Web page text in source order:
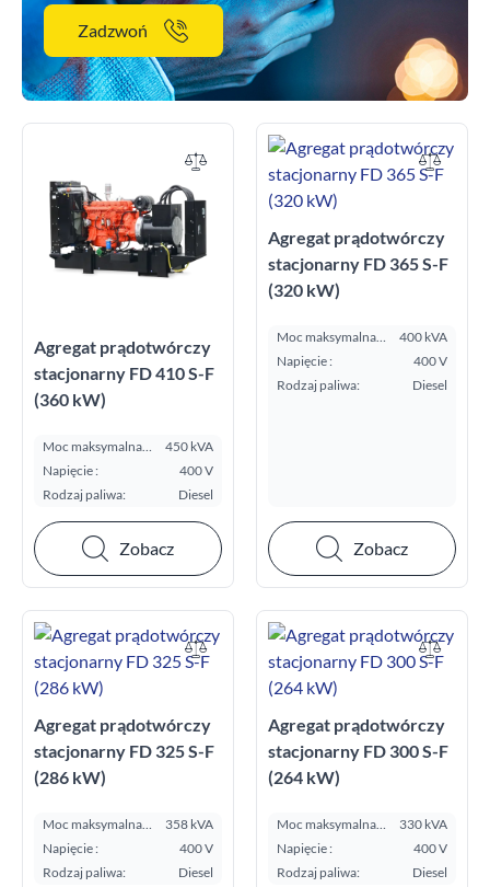
Zadzwoń
Agregat prądotwórczy
stacjonarny FD 410 S-F
(360 kW)
Moc maksymalna
E.S.P. kVA:
450 kVA
Napięcie :
400 V
Rodzaj paliwa:
Diesel
Zobacz
Agregat prądotwórczy
stacjonarny FD 365 S-F
(320 kW)
Moc maksymalna
E.S.P. kVA:
400 kVA
Napięcie :
400 V
Rodzaj paliwa:
Diesel
Zobacz
Agregat prądotwórczy
stacjonarny FD 325 S-F
(286 kW)
Moc maksymalna
E.S.P. kVA:
358 kVA
Napięcie :
400 V
Rodzaj paliwa:
Diesel
Agregat prądotwórczy
stacjonarny FD 300 S-F
(264 kW)
Moc maksymalna
E.S.P. kVA:
330 kVA
Napięcie :
400 V
Rodzaj paliwa:
Diesel